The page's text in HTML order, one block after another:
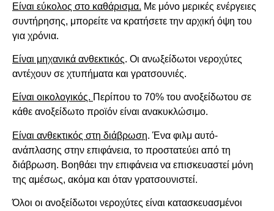
Είναι εύκολος στο καθάρισμα. Με μόνο μερικές ενέργειες
συντήρησης, μπορείτε να κρατήσετε την αρχική όψη του
για χρόνια.
Είναι μηχανικά ανθεκτικός. Οι ανωξείδωτοι νεροχύτες
αντέχουν σε χτυπήματα και γρατσουνιές.
Είναι οικολογικός. Περίπου το 70% του ανοξείδωτου σε
κάθε ανοξείδωτο προϊόν είναι ανακυκλώσιμο.
Είναι ανθεκτικός στη διάβρωση. Ένα φιλμ αυτό-
ανάπλασης στην επιφάνεια, το προστατεύει από τη
διάβρωση. Βοηθάει την επιφάνεια να επισκευαστεί μόνη
της αμέσως, ακόμα και όταν γρατσουνιστεί.
Όλοι οι ανοξείδωτοι νεροχύτες είναι κατασκευασμένοι